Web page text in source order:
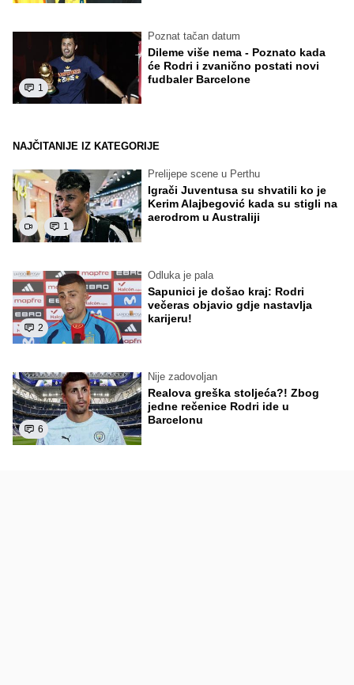
1
Poznat tačan datum
Dileme više nema - Poznato kada
će Rodri i zvanično postati novi
fudbaler Barcelone
NAJČITANIJE IZ KATEGORIJE
1
Prelijepe scene u Perthu
Igrači Juventusa su shvatili ko je
Kerim Alajbegović kada su stigli na
aerodrom u Australiji
2
Odluka je pala
Sapunici je došao kraj: Rodri
večeras objavio gdje nastavlja
karijeru!
6
Nije zadovoljan
Realova greška stoljeća?! Zbog
jedne rečenice Rodri ide u
Barcelonu